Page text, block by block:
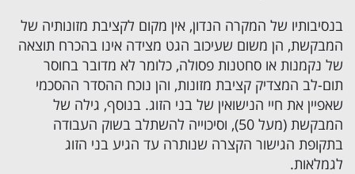
בנסיבותיו של המקרה הנדון, אין מקום לקציבת מזונותיה של
המבקשת, הן משום שעיכוב הגט מצידה אינו בהכרח תוצאה
של נקמנות או סחטנות פסולה, כלומר לא מדובר בחוסר
תום-לב המצדיק קציבת מזונות, והן נוכח ההסדר ההסכמי
שאפיין את חיי הנישואין של בני הזוג. בנוסף, גילה של
המבקשת (מעל 50), וסיכוייה להשתלב בשוק העבודה
בתקופת הגישור הקצרה שנותרה עד הגיע בני הזוג
לגמלאות.